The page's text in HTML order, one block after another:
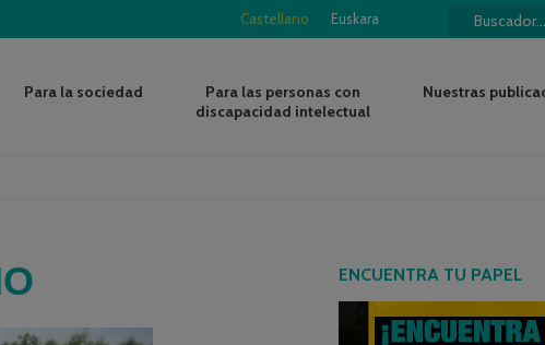
Castellano Euskara
Para la sociedad
Para las personas con
discapacidad intelectual
Nuestras
ENCUENTRA TU PAPEL